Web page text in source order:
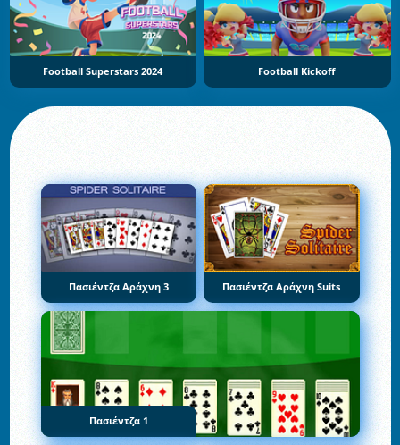
Football Superstars 2024 Football Kickoff
Πασιέντζα Αράχνη 3 Πασιέντζα Αράχνη Suits
Πασιέντζα 1